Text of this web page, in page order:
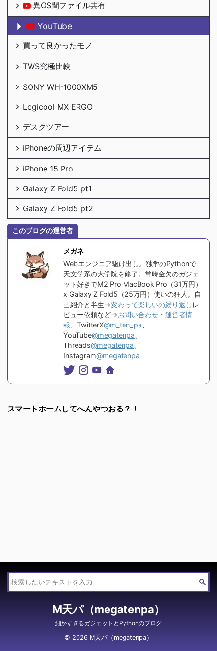
異OS間ファイル共有
YouTube
買って良かったモノ
TWS究極比較
SONY WH-1000XM5
Logicool MX ERGO
デスクツアー
iPhoneの周辺アイテム
iPhone 15 Pro
Galaxy Z Fold5 pt1
Galaxy Z Fold5 pt2
このブログの運営者
メガネ
Webエンジニア駆け出し。独学のPythonで
天文学系の大学院を修了。常時金欠のガジェ
ット好きでM2 Pro MacBook Pro（31万円）
x Galaxy Z Fold5（25万円）使いの狂人。自
己紹介と半生→変わって楽しいの繰り返し レ
ビュー依頼など→お問い合わせ ・ 運営者情
報 、TwitterX@m_ten_pa
YouTube@megatenpa
Threads@megatenpa
Instagram@megatenpa
スマートホームしてへんやつおる？！
M天パ（megatenpa）
細かすぎるガジェットとPythonのブログ
© 2026 M天パ（megatenpa）